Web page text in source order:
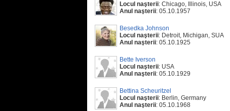
Locul naşterii: Chicago, Illinois, USA
Anul naşterii: 05.10.1957
Besedka Johnson
Locul naşterii: Detroit, Michigan, SUA
Anul naşterii: 05.10.1925
Bette Iverson
Locul naşterii: USA
Anul naşterii: 05.10.1929
Bettina Scheuritzel
Locul naşterii: Berlin, Germany
Anul naşterii: 05.10.1968